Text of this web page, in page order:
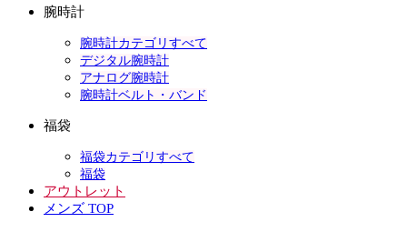
腕時計
腕時計カテゴリすべて
デジタル腕時計
アナログ腕時計
腕時計ベルト・バンド
福袋
福袋カテゴリすべて
福袋
アウトレット
メンズ TOP